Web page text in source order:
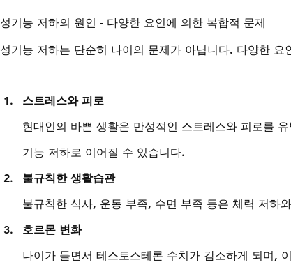
성기능 저하의 원인 - 다양한 요인에 의한 복합적 문제
성기능 저하는 단순히 나이의 문제가 아닙니다. 다양한
스트레스와 피로
현대인의 바쁜 생활은 만성적인 스트레스와 피로를
기능 저하로 이어질 수 있습니다.
불규칙한 생활습관
불규칙한 식사, 운동 부족, 수면 부족 등은 체력 저하
호르몬 변화
나이가 들면서 테스토스테론 수치가 감소하게 되며,